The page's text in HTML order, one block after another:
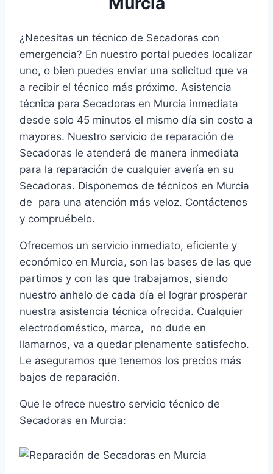
¿Necesitas un técnico de Secadoras con
emergencia? En nuestro portal puedes localizar
uno, o bien puedes enviar una solicitud que va
a recibir el técnico más próximo. Asistencia
técnica para Secadoras en Murcia inmediata
desde solo 45 minutos el mismo día sin costo a
mayores. Nuestro servicio de reparación de
Secadoras le atenderá de manera inmediata
para la reparación de cualquier avería en su
Secadoras. Disponemos de técnicos en Murcia
de para una atención más veloz. Contáctenos
y compruébelo.
Ofrecemos un servicio inmediato, eficiente y
económico en Murcia, son las bases de las que
partimos y con las que trabajamos, siendo
nuestro anhelo de cada día el lograr prosperar
nuestra asistencia técnica ofrecida. Cualquier
electrodoméstico, marca, no dude en
llamarnos, va a quedar plenamente satisfecho.
Le aseguramos que tenemos los precios más
bajos de reparación.
Que le ofrece nuestro servicio técnico de
Secadoras en Murcia: